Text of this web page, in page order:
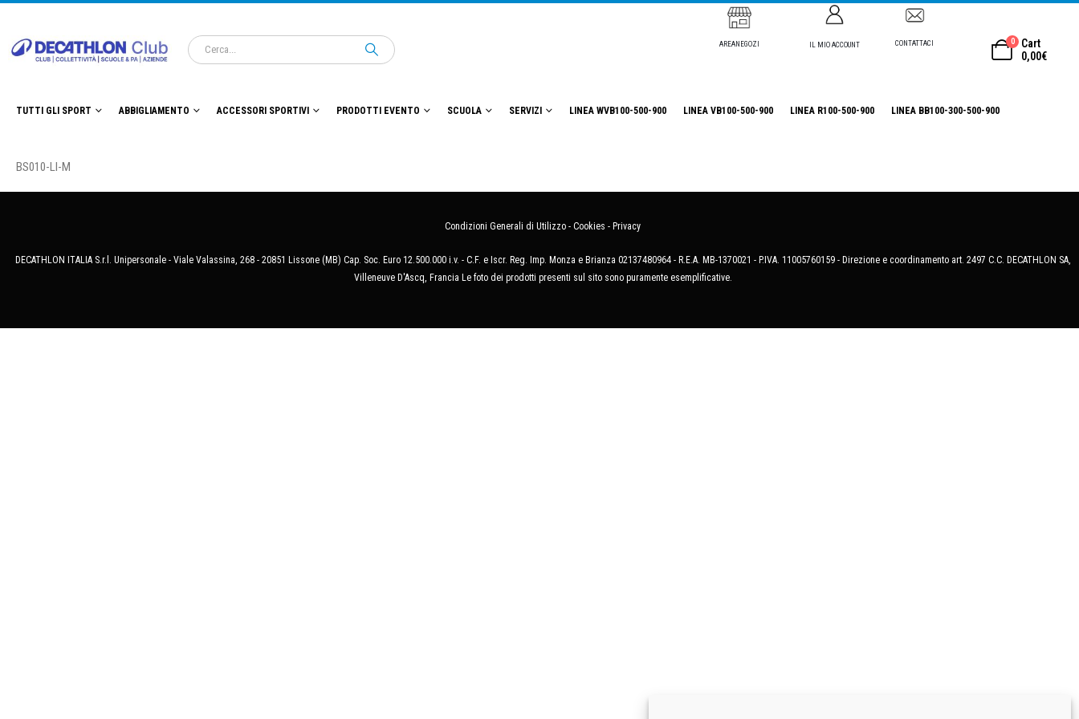
AREANEGOZI IL MIO ACCOUNT CONTATTACI 0
Cart
0,00€
TUTTI GLI SPORT ABBIGLIAMENTO ACCESSORI SPORTIVI PRODOTTI EVENTO SCUOLA SERVIZI LINEA WVB100-500-900 LINEA VB100-500-900 LINEA R100-500-900 LINEA BB100-300-500-900
BS010-LI-M
Condizioni Generali di Utilizzo - Cookies - Privacy
DECATHLON ITALIA S.r.l. Unipersonale - Viale Valassina, 268 - 20851 Lissone (MB) Cap. Soc. Euro 12.500.000 i.v. - C.F. e Iscr. Reg. Imp. Monza e Brianza 02137480964 - R.E.A. MB-1370021 - P.IVA. 11005760159 - Direzione e coordinamento art. 2497 C.C. DECATHLON SA,
Villeneuve D'Ascq, Francia Le foto dei prodotti presenti sul sito sono puramente esemplificative.